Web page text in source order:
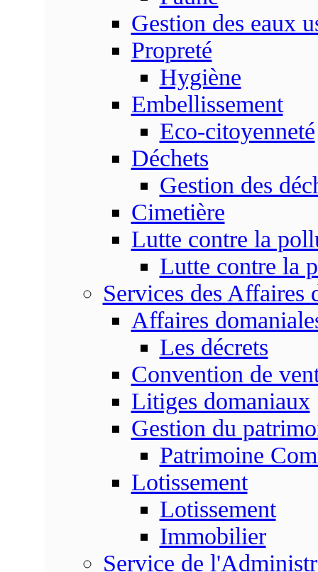
Gestion des eaux
Propreté
Hygiène
Embellissement
Eco-citoyenneté
Déchets
Gestion des
Cimetière
Lutte contre la
Lutte contre la
Services des Affaires
Affaires
Les décrets
Convention de
Litiges domaniaux
Gestion du
Patrimoine
Lotissement
Lotissement
Immobilier
Service de